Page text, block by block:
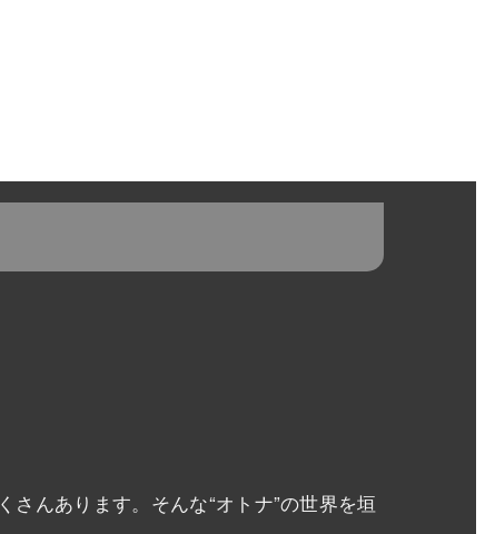
んあります。そんな“オトナ”の世界を垣